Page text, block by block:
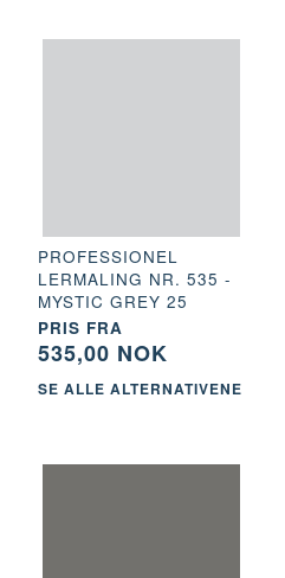
PROFESSIONEL
LERMALING NR. 535 -
MYSTIC GREY 25
PRIS FRA
535,00 NOK
SE ALLE ALTERNATIVENE